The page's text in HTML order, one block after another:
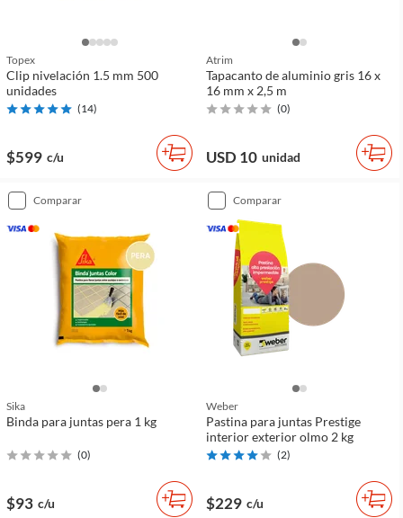
Topex
Clip nivelación 1.5 mm 500
unidades
(14)
$599 c/u
Atrim
Tapacanto de aluminio gris 16 x
16 mm x 2,5 m
(0)
USD 10 unidad
comparar
Sika
Binda para juntas pera 1 kg
(0)
$93 c/u
comparar
Weber
Pastina para juntas Prestige
interior exterior olmo 2 kg
(2)
$229 c/u